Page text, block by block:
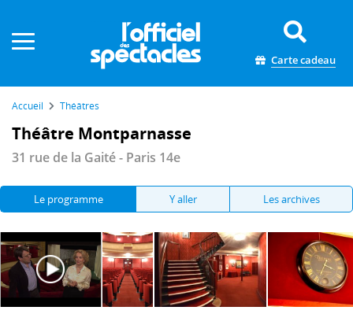
Carte cadeau
Accueil Théâtres
Théâtre Montparnasse
31 rue de la Gaité - Paris 14e
Le programme Y aller Les archives